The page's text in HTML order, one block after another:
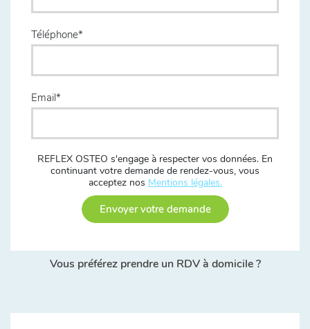
Téléphone
Email
REFLEX OSTEO s'engage à respecter vos données. En
continuant votre demande de rendez-vous, vous
acceptez nos Mentions légales.
Envoyer votre demande
Vous préférez prendre un RDV à domicile ?